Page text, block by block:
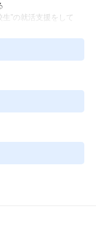
”の就活支援をして
ることで、多忙な先
込むことによっ
しています。